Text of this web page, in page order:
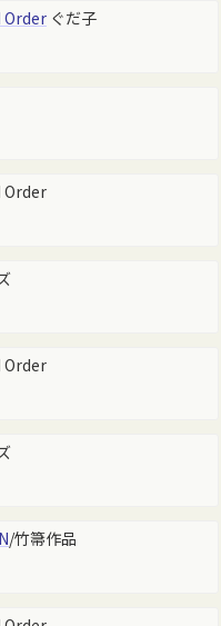
Order ぐだ子
Order
Order
/竹箒作品